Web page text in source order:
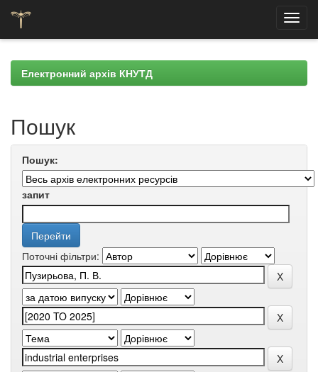
navigationЕлектронний архів КНУТД
Пошук
Пошук:
запит
Поточні фільтри: